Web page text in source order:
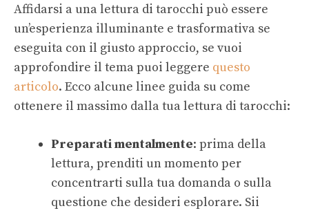
Affidarsi a una lettura di tarocchi può essere
un’esperienza illuminante e trasformativa se
eseguita con il giusto approccio, se vuoi
approfondire il tema puoi leggere questo
articolo. Ecco alcune linee guida su come
ottenere il massimo dalla tua lettura di tarocchi:
Preparati mentalmente: prima della
lettura, prenditi un momento per
concentrarti sulla tua domanda o sulla
questione che desideri esplorare. Sii